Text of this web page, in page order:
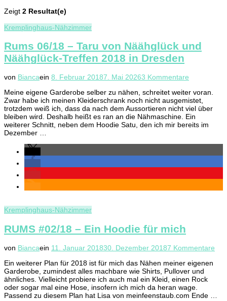
Zeigt 2 Resultat(e)
Kremplinghaus-Nähzimmer
Rums 06/18 – Taru von Näähglück und
Näähglück-Treffen 2018 in Dresden
von Biancaein 8. Februar 20187. Mai 20263 Kommentare
06/18
–
Taru
von
Näähglück
2018
in
Meine eigene Garderobe selber zu nähen, schreitet weiter voran.
Zwar habe ich meinen Kleiderschrank noch nicht ausgemistet,
trotzdem weiß ich, dass da nach dem Aussortieren nicht viel über
bleiben wird. Deshalb heißt es ran an die Nähmaschine. Ein
weiterer Schnitt, neben dem Hoodie Satu, den ich mir bereits im
Dezember …
Kremplinghaus-Nähzimmer
RUMS #02/18 – Ein Hoodie für mich
von Biancaein 11. Januar 201830. Dezember 20187 Kommentare
für
Ein weiterer Plan für 2018 ist für mich das Nähen meiner eigenen
Garderobe, zumindest alles machbare wie Shirts, Pullover und
ähnliches. Vielleicht probiere ich auch mal ein Kleid, einen Rock
oder sogar mal eine Hose, insofern ich mich da heran wage.
Passend zu diesem Plan hat Lisa von meinfeenstaub.com Ende …